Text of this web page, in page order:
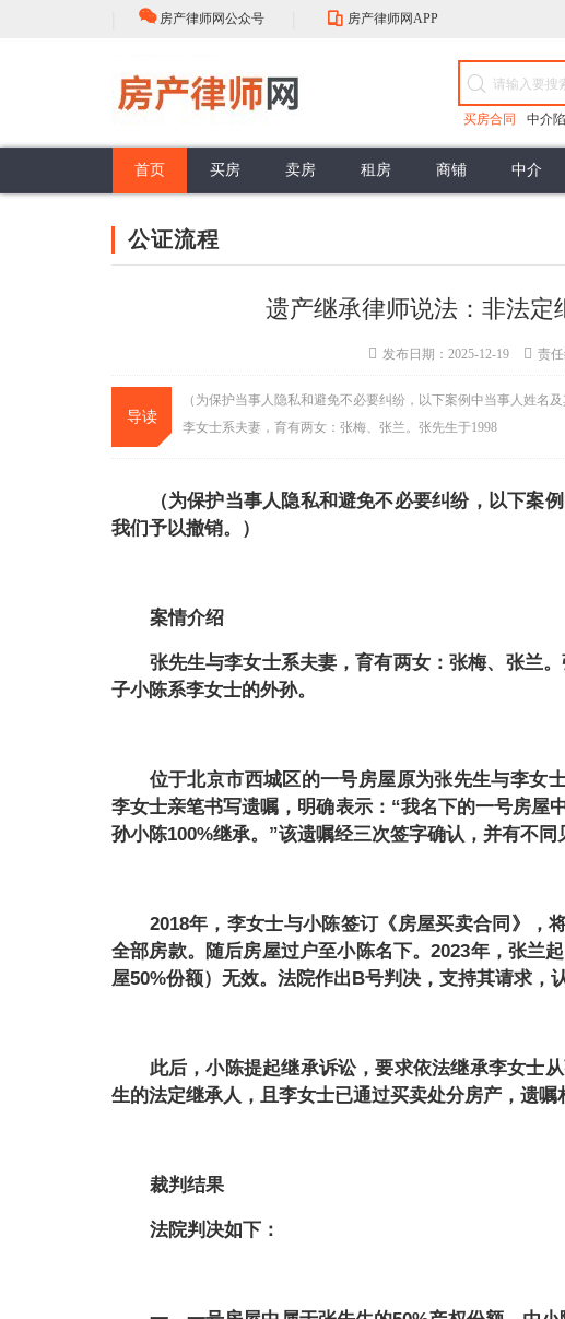
房产律师网公众号 房产律师网APP
买房合同 中介
首页 买房
面积误差 面积误差 公共部分 共有部分 按揭合同
卖房 租房 商铺 中介
行业动态
公证流程
遗产继承律师说法：非法定
发布日期：2025-12-19 责
导读
（为保护当事人隐私和避免不必要纠纷，以下案例中当事人姓名
李女士系夫妻，育有两女：张梅、张兰。张先生于1998
（为保护当事人隐私和避免不必要纠纷，以下案
我们予以撤销。）
案情介绍
张先生与李女士系夫妻，育有两女：张梅、张兰
子小陈系李女士的外孙。
位于北京市西城区的一号房屋原为张先生与李女
李女士亲笔书写遗嘱，明确表示：“我名下的一号房屋
孙小陈100%继承。”该遗嘱经三次签字确认，并有不同
2018年，李女士与小陈签订《房屋买卖合同》，
全部房款。随后房屋过户至小陈名下。2023年，张兰
屋50%份额）无效。法院作出B号判决，支持其请求，
此后，小陈提起继承诉讼，要求依法继承李女士
生的法定继承人，且李女士已通过买卖处分房产，遗嘱
裁判结果
法院判决如下：